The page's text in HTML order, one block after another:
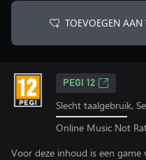
TOEVOEGEN AAN
PEGI 12
Slecht taalgebruik,
Online Music Not
Voor deze inhoud is een game